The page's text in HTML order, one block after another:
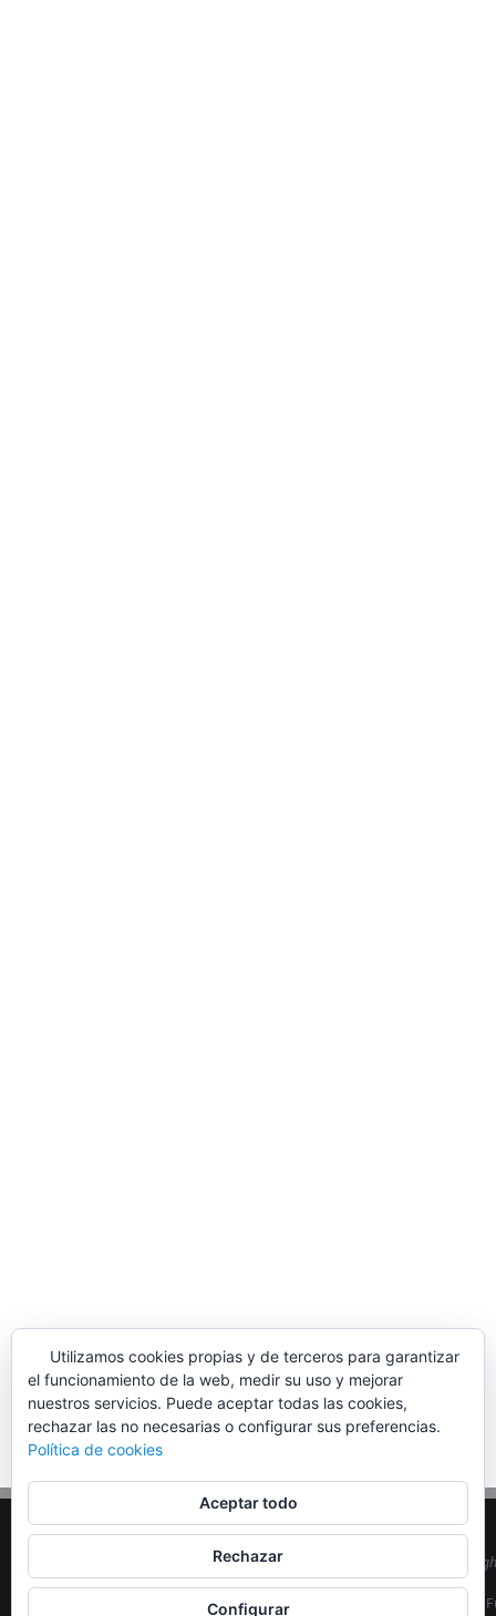
©
|
Utilizamos cookies propias y de terceros para garantizar
el funcionamiento de la web, medir su uso y mejorar
nuestros servicios. Puede aceptar todas las cookies,
rechazar las no necesarias o configurar sus preferencias.
Política de cookies
Aceptar todo
Rechazar
Configurar